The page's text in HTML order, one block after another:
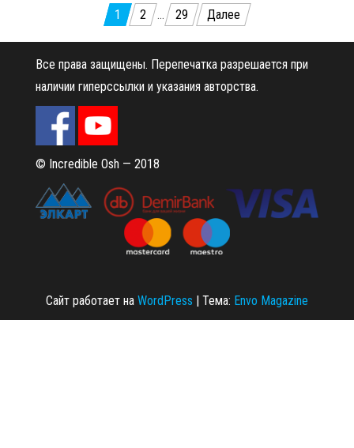
Пагинация
записей
1 2 … 29 Далее
Все права защищены. Перепечатка разрешается при
наличии гиперссылки и указания авторства.
© Incredible Osh — 2018
Сайт работает на WordPress Тема: Envo Magazine